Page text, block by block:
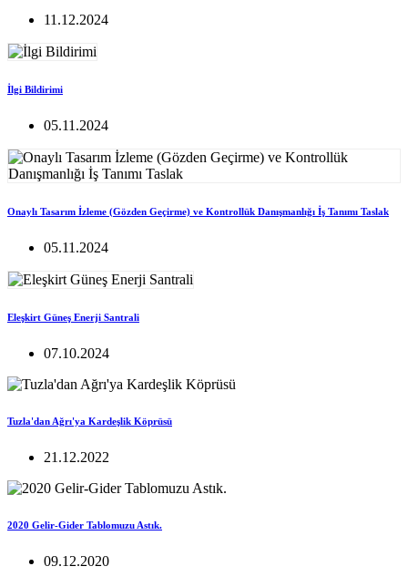
11.12.2024
İlgi Bildirimi
05.11.2024
Onaylı Tasarım İzleme (Gözden Geçirme) ve Kontrollük Danışmanlığı İş Tanımı Taslak
05.11.2024
Eleşkirt Güneş Enerji Santrali
07.10.2024
Tuzla'dan Ağrı'ya Kardeşlik Köprüsü
21.12.2022
2020 Gelir-Gider Tablomuzu Astık.
09.12.2020